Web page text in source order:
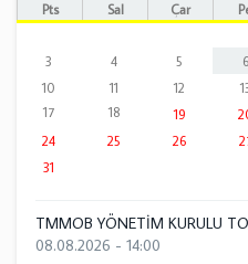
Pts Sal Çar
3
4 5 6
10
11 12
17
18 19
24
25 26
31
TMMOB YÖNETİM KURULU
08.08.2026 - 14:00